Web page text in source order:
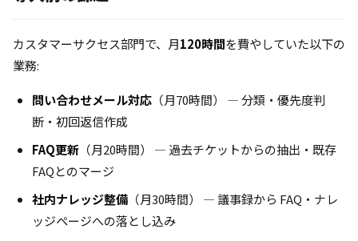
カスタマーサクセス部門で、月120時間を費やしていた以下の
業務:
問い合わせメール対応 （月70時間） — 分類・優先度判
断・初回返信作成
FAQ更新 （月20時間） — 過去チケットからの抽出・既存
FAQとのマージ
社内ナレッジ整備 （月30時間） — 議事録から FAQ・ナレ
ッジページへの落とし込み